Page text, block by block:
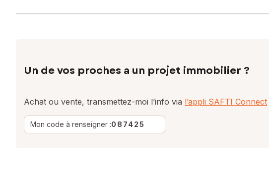
Un de vos proches a un projet immobilier ?
Achat ou vente, transmettez-moi l’info via l’appli SAFTI Connect
Mon code à renseigner :087425